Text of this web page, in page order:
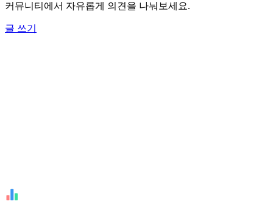
커뮤니티에서 자유롭게 의견을 나눠보세요.
글 쓰기